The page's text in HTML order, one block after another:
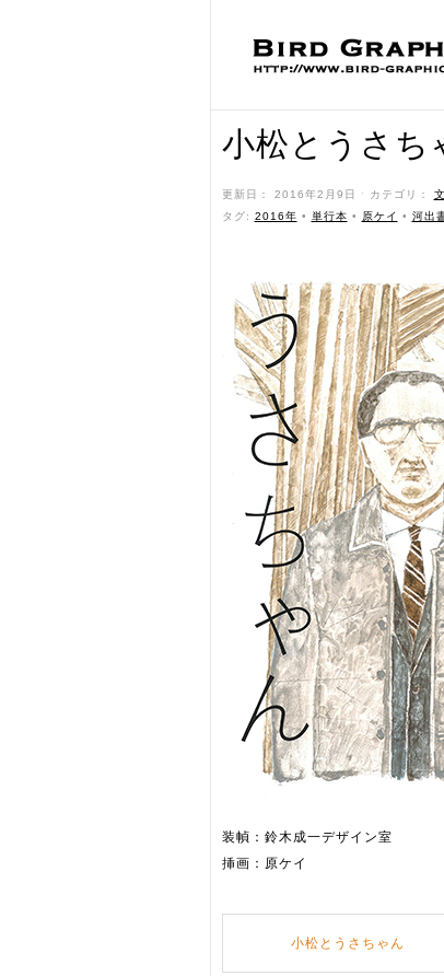
小松とうさち
更新日： 2016年2月9日 ˑ カテゴリ：
タグ: 2016年 • 単行本 • 原ケイ • 河出
装幀：鈴木成一デザイン室
挿画：原ケイ
小松とうさちゃん